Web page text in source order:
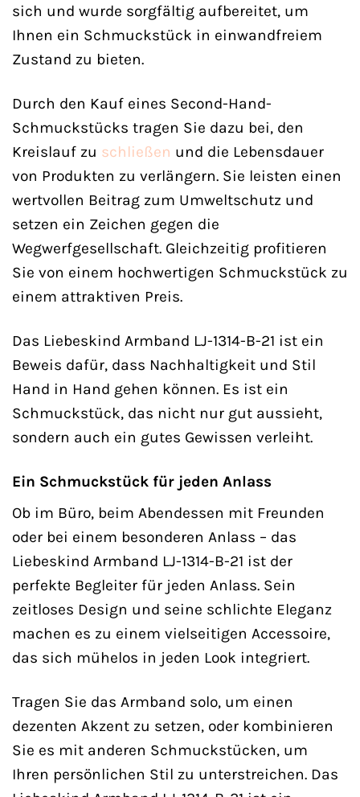
sich und wurde sorgfältig aufbereitet, um
Ihnen ein Schmuckstück in einwandfreiem
Zustand zu bieten.
Durch den Kauf eines Second-Hand-
Schmuckstücks tragen Sie dazu bei, den
Kreislauf zu schließen und die Lebensdauer
von Produkten zu verlängern. Sie leisten einen
wertvollen Beitrag zum Umweltschutz und
setzen ein Zeichen gegen die
Wegwerfgesellschaft. Gleichzeitig profitieren
Sie von einem hochwertigen Schmuckstück zu
einem attraktiven Preis.
Das Liebeskind Armband LJ-1314-B-21 ist ein
Beweis dafür, dass Nachhaltigkeit und Stil
Hand in Hand gehen können. Es ist ein
Schmuckstück, das nicht nur gut aussieht,
sondern auch ein gutes Gewissen verleiht.
Ein Schmuckstück für jeden Anlass
Ob im Büro, beim Abendessen mit Freunden
oder bei einem besonderen Anlass – das
Liebeskind Armband LJ-1314-B-21 ist der
perfekte Begleiter für jeden Anlass. Sein
zeitloses Design und seine schlichte Eleganz
machen es zu einem vielseitigen Accessoire,
das sich mühelos in jeden Look integriert.
Tragen Sie das Armband solo, um einen
dezenten Akzent zu setzen, oder kombinieren
Sie es mit anderen Schmuckstücken, um
Ihren persönlichen Stil zu unterstreichen. Das